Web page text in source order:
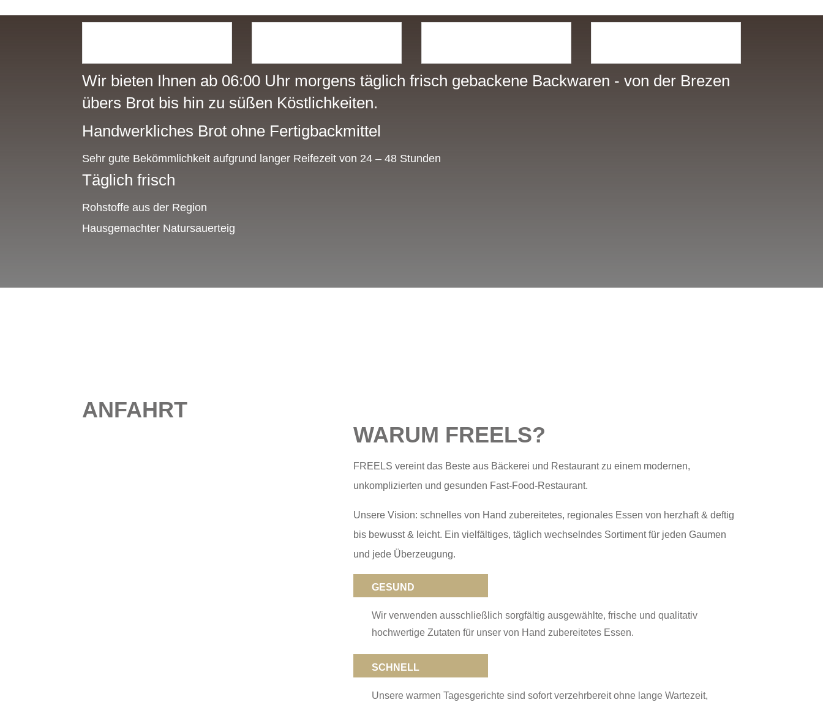
Wir bieten Ihnen ab 06:00 Uhr morgens täglich frisch gebackene Backwaren - von der Brezen
übers Brot bis hin zu süßen Köstlichkeiten.
Handwerkliches Brot ohne Fertigbackmittel
Sehr gute Bekömmlichkeit aufgrund langer Reifezeit von 24 – 48 Stunden
Täglich frisch
Rohstoffe aus der Region
Hausgemachter Natursauerteig
ANFAHRT
WARUM FREELS?
FREELS vereint das Beste aus Bäckerei und Restaurant zu einem modernen,
unkomplizierten und gesunden Fast-Food-Restaurant.
Unsere Vision: schnelles von Hand zubereitetes, regionales Essen von herzhaft & deftig
bis bewusst & leicht. Ein vielfältiges, täglich wechselndes Sortiment für jeden Gaumen
und jede Überzeugung.
GESUND
Wir verwenden ausschließlich sorgfältig ausgewählte, frische und qualitativ
hochwertige Zutaten für unser von Hand zubereitetes Essen.
SCHNELL
Unsere warmen Tagesgerichte sind sofort verzehrbereit ohne lange Wartezeit,